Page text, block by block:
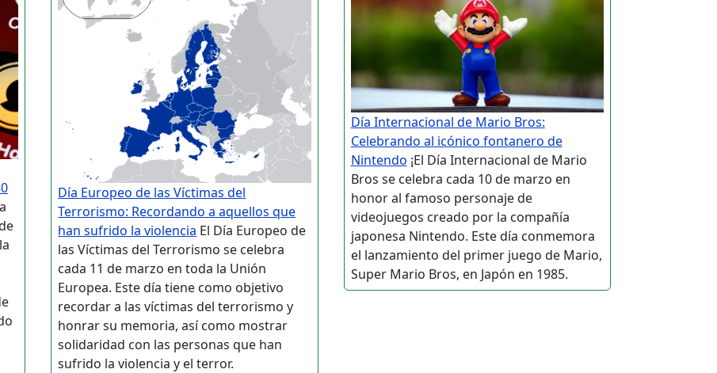
Día Europeo de las Víctimas del
Terrorismo: Recordando a aquellos que
han sufrido la violencia El Día Europeo de
las Víctimas del Terrorismo se celebra
cada 11 de marzo en toda la Unión
Europea. Este día tiene como objetivo
recordar a las víctimas del terrorismo y
honrar su memoria, así como mostrar
solidaridad con las personas que han
sufrido la violencia y el terror.
Día Internacional de Mario Bros:
Celebrando al icónico fontanero de
Nintendo ¡El Día Internacional de Mario
Bros se celebra cada 10 de marzo en
honor al famoso personaje de
videojuegos creado por la compañía
japonesa Nintendo. Este día conmemora
el lanzamiento del primer juego de Mario,
Super Mario Bros, en Japón en 1985.